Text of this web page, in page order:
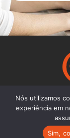
TK — SAIBA
Site de
Quisi
Nós utilizamos
experiência em
Sim,